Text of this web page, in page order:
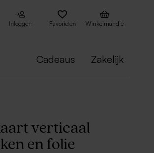
Inloggen Favorieten Winkelmandje
Cadeaus Zakelijk
verticaal
en folie